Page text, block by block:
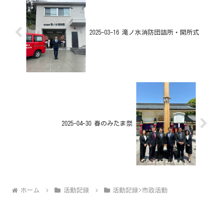
2025-03-16 滝ノ水消防団詰所・開所式
2025-04-30 春のみたま祭
ホーム 活動記録 活動記録>市政活動